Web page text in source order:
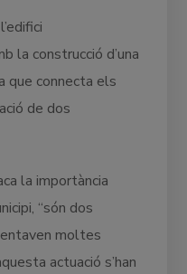
la construcció d’una
que connecta els
de dos
la importància
“són dos
moltes
actuació s’han